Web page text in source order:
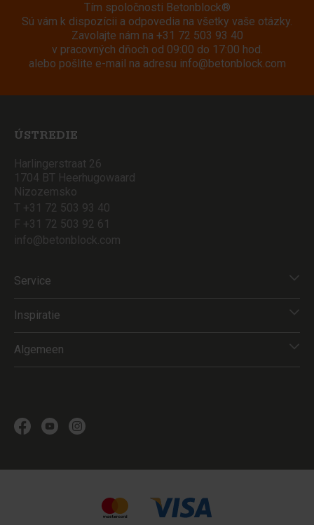
Tím spoločnosti Betonblock®
Sú vám k dispozícii a odpovedia na všetky vaše otázky.
Zavolajte nám na +31 72 503 93 40
v pracovných dňoch od 09:00 do 17:00 hod.
alebo pošlite e-mail na adresu info@betonblock.com
ÚSTREDIE
Harlingerstraat 26
1704 BT Heerhugowaard
Nizozemsko
T +31 72 503 93 40
F +31 72 503 92 61
info@betonblock.com
Service
Inspiratie
Algemeen